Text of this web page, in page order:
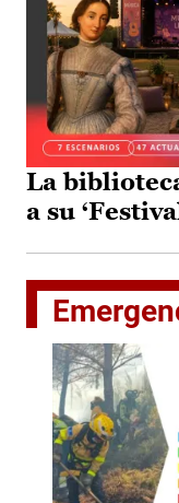
La
a su